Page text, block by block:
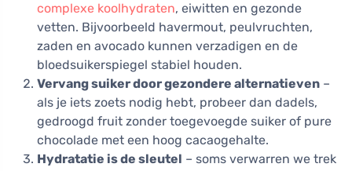
complexe koolhydraten, eiwitten en gezonde
vetten. Bijvoorbeeld havermout, peulvruchten,
zaden en avocado kunnen verzadigen en de
bloedsuikerspiegel stabiel houden.
Vervang suiker door gezondere alternatieven –
als je iets zoets nodig hebt, probeer dan dadels,
gedroogd fruit zonder toegevoegde suiker of pure
chocolade met een hoog cacaogehalte.
Hydratatie is de sleutel – soms verwarren we trek